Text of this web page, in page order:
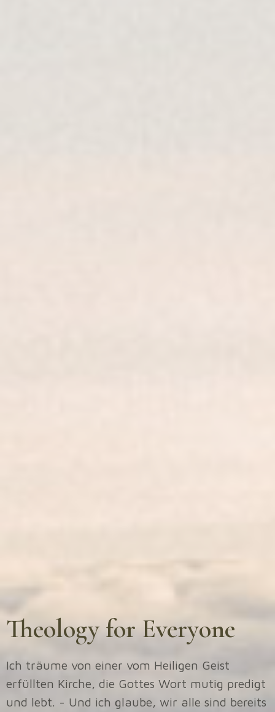
Theology for Everyone
Ich träume von einer vom Heiligen Geist
erfüllten Kirche, die Gottes Wort mutig predigt
und lebt. - Und ich glaube, wir alle sind bereits